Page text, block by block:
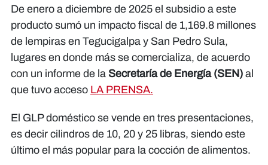
De enero a diciembre de 2025 el subsidio a este
producto sumó un impacto fiscal de 1,169.8 millones
de lempiras en Tegucigalpa y San Pedro Sula,
lugares en donde más se comercializa, de acuerdo
con un informe de la Secretaría de Energía (SEN) al
que tuvo acceso LA PRENSA.
El GLP doméstico se vende en tres presentaciones,
es decir cilindros de 10, 20 y 25 libras, siendo este
último el más popular para la cocción de alimentos.